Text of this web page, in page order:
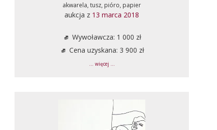
akwarela, tusz, pióro, papier
aukcja z 13 marca 2018
Wywoławcza: 1 000 zł
Cena uzyskana: 3 900 zł
... więcej ...